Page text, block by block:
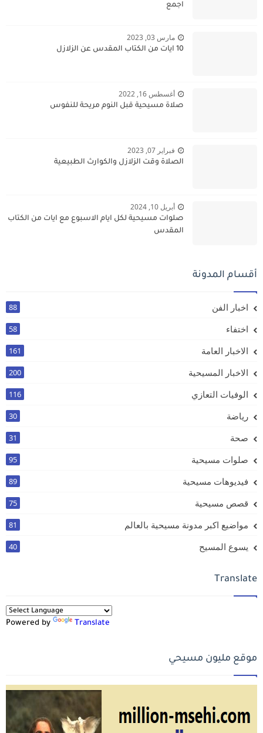
اجمع
مارس 03, 2023
10 ايات من الكتاب المقدس عن الزلازل
أغسطس 16, 2022
صلاة مسيحية قبل النوم مريحة للنفوس
فبراير 07, 2023
الصلاة وقت الزلازل والكوارث الطبيعية
أبريل 10, 2024
صلوات مسيحية لكل ايام الاسبوع مع ايات من الكتاب
المقدس
أقسام المدونة
اخبار الفن 88
اختفاء 58
الاخبار العامة 161
الاخبار المسيحية 200
الوفيات التعازي 116
رياضة 30
صحة 31
صلوات مسيحية 95
فيديوهات مسيحية 89
قصص مسيحية 75
مواضيع اكبر مدونة مسيحية بالعالم 81
يسوع المسيح 40
Translate
Powered by Translate
موقع مليون مسيحي